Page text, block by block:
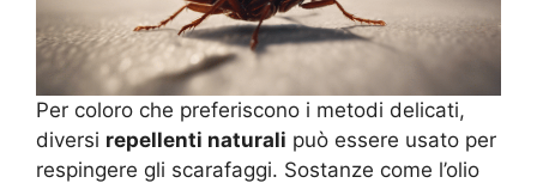
Per coloro che preferiscono i metodi delicati,
diversi repellenti naturali può essere usato per
respingere gli scarafaggi. Sostanze come l’olio